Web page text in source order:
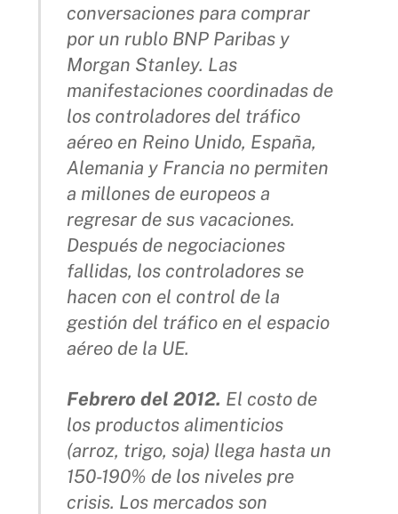
conversaciones para comprar
por un rublo BNP Paribas y
Morgan Stanley. Las
manifestaciones coordinadas de
los controladores del tráfico
aéreo en Reino Unido, España,
Alemania y Francia no permiten
a millones de europeos a
regresar de sus vacaciones.
Después de negociaciones
fallidas, los controladores se
hacen con el control de la
gestión del tráfico en el espacio
aéreo de la UE.
Febrero del 2012. El costo de
los productos alimenticios
(arroz, trigo, soja) llega hasta un
150-190% de los niveles pre
crisis. Los mercados son